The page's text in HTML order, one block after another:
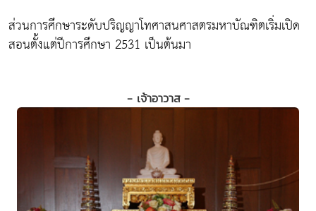
ส่วนการศึกษาระดับปริญญาโทศาสนศาสตรมหาบัณฑิตเริ่มเปิด
สอนตั้งแต่ปีการศึกษา 2531 เป็นต้นมา
- เจ้าอาวาส -